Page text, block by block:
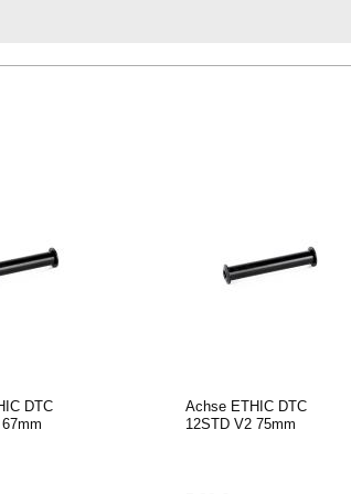
DTC
Achse ETHIC DTC
12STD V2 75mm